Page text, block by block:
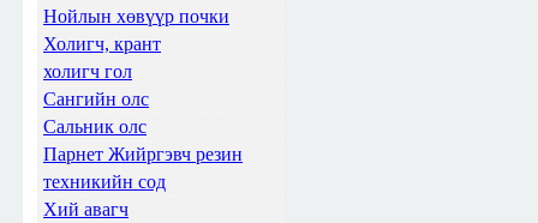
Нойлын хөвүүр почки
Холигч, крант
холигч гол
Сангийн олс
Сальник олс
Парнет Жийргэвч резин
техникийн сод
Хий авагч